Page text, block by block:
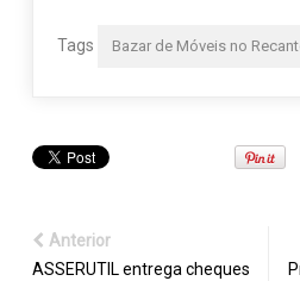
Tags Bazar de Móveis no
Anterior
ASSERUTIL entrega cheques